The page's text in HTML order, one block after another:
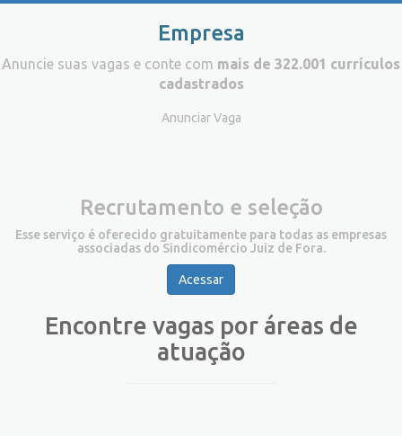
Empresa
Anuncie suas vagas e conte com mais de 322.001 currículos
cadastrados
Anunciar Vaga
Recrutamento e seleção
Esse serviço é oferecido gratuitamente para todas as empresas
associadas do Sindicomércio Juiz de Fora.
Acessar
Encontre vagas por áreas de
atuação